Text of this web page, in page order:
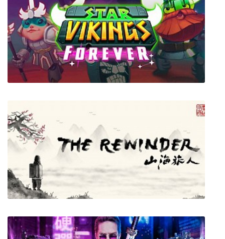
Star Vikings Forever